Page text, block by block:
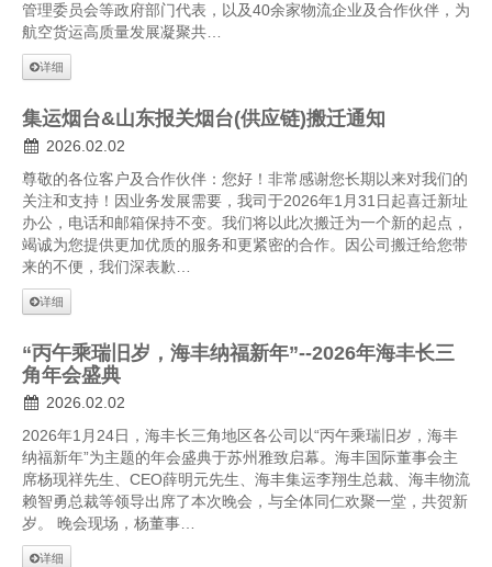
管理委员会等政府部门代表，以及40余家物流企业及合作伙伴，为
航空货运高质量发展凝聚共…
详细
集运烟台&山东报关烟台(供应链)搬迁通知
2026.02.02
尊敬的各位客户及合作伙伴：您好！非常感谢您长期以来对我们的
关注和支持！因业务发展需要，我司于2026年1月31日起喜迁新址
办公，电话和邮箱保持不变。我们将以此次搬迁为一个新的起点，
竭诚为您提供更加优质的服务和更紧密的合作。因公司搬迁给您带
来的不便，我们深表歉…
详细
“丙午乘瑞旧岁，海丰纳福新年”--2026年海丰长三
角年会盛典
2026.02.02
2026年1月24日，海丰长三角地区各公司以“丙午乘瑞旧岁，海丰
纳福新年”为主题的年会盛典于苏州雅致启幕。海丰国际董事会主
席杨现祥先生、CEO薛明元先生、海丰集运李翔生总裁、海丰物流
赖智勇总裁等领导出席了本次晚会，与全体同仁欢聚一堂，共贺新
岁。 晚会现场，杨董事…
详细